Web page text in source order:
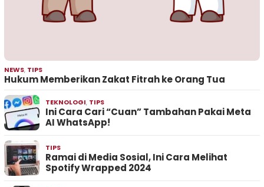
NEWS, TIPS
Hukum Memberikan Zakat Fitrah ke Orang Tua
TEKNOLOGI, TIPS
Ini Cara Cari “Cuan” Tambahan Pakai Meta
AI WhatsApp!
TIPS
Ramai di Media Sosial, Ini Cara Melihat
Spotify Wrapped 2024